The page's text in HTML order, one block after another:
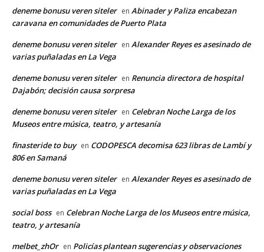
deneme bonusu veren siteler en Abinader y Paliza encabezan
caravana en comunidades de Puerto Plata
deneme bonusu veren siteler en Alexander Reyes es asesinado de
varias puñaladas en La Vega
deneme bonusu veren siteler en Renuncia directora de hospital
Dajabón; decisión causa sorpresa
deneme bonusu veren siteler en Celebran Noche Larga de los
Museos entre música, teatro, y artesanía
finasteride to buy en CODOPESCA decomisa 623 libras de Lambí y
806 en Samaná
deneme bonusu veren siteler en Alexander Reyes es asesinado de
varias puñaladas en La Vega
social boss en Celebran Noche Larga de los Museos entre música,
teatro, y artesanía
melbet_zhOr en Policías plantean sugerencias y observaciones